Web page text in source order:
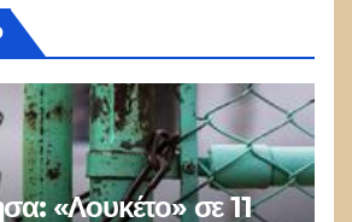
«Λουκέτο» σε 11